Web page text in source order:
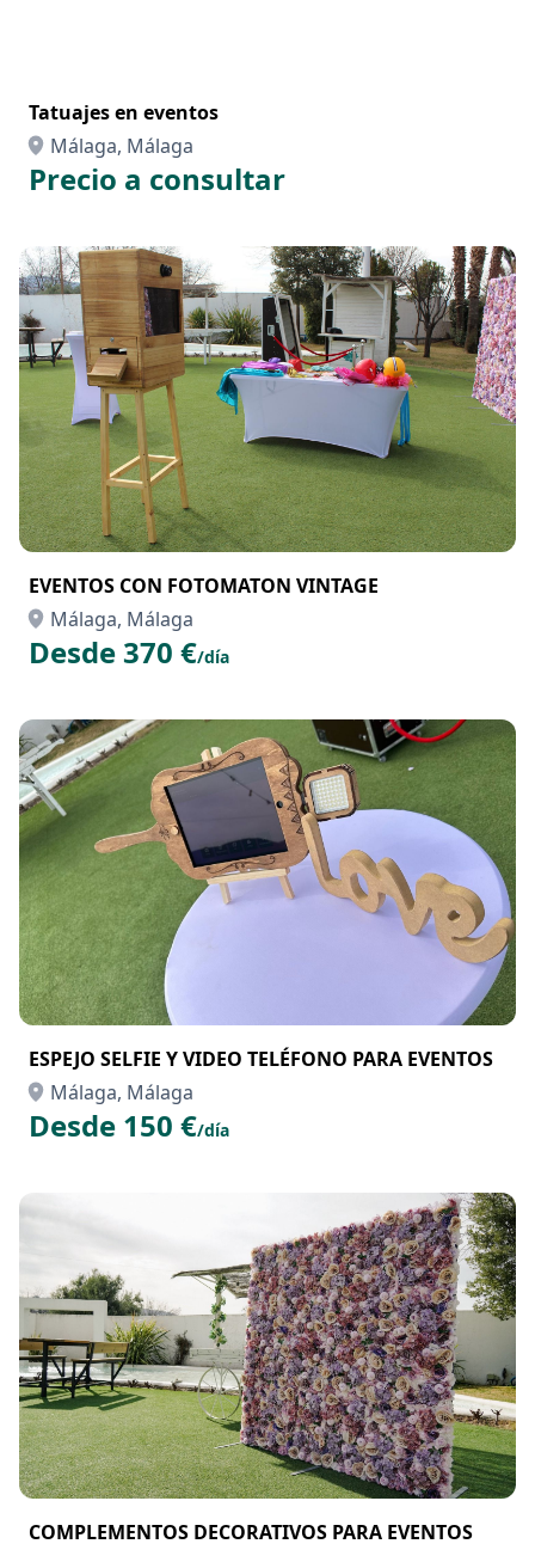
Tatuajes en eventos
Málaga, Málaga
Precio a consultar
EVENTOS CON FOTOMATON VINTAGE
Málaga, Málaga
Desde 370 €/día
ESPEJO SELFIE Y VIDEO TELÉFONO PARA EVENTOS
Málaga, Málaga
Desde 150 €/día
COMPLEMENTOS DECORATIVOS PARA EVENTOS